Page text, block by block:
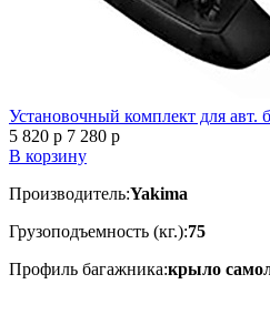
Установочный комплект для авт.
5 820 p 7 280 p
В корзину
Производитель:Yakima
Грузоподъемность (кг.):75
Профиль багажника:крыло